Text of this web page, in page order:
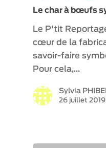
Le char à bœufs
Le P'tit
cœur de la
savoir-faire
Pour cela,…
Sylvia
26 juillet 2019